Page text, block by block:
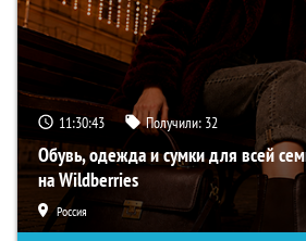
11:30:42 Получили: 32
Обувь, одежда и сумки для всей
на Wildberries
Россия